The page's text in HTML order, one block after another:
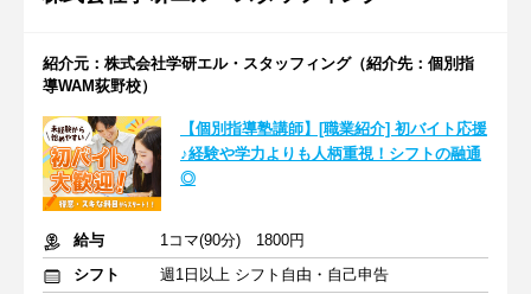
紹介元：株式会社学研エル・スタッフィング（紹介先：個別指
導WAM荻野校）
【個別指導塾講師】[職業紹介] 初バイト応援
♪経験や学力よりも人柄重視！シフトの融通
◎
給与
1コマ(90分) 1800円
シフト
週1日以上 シフト自由・自己申告